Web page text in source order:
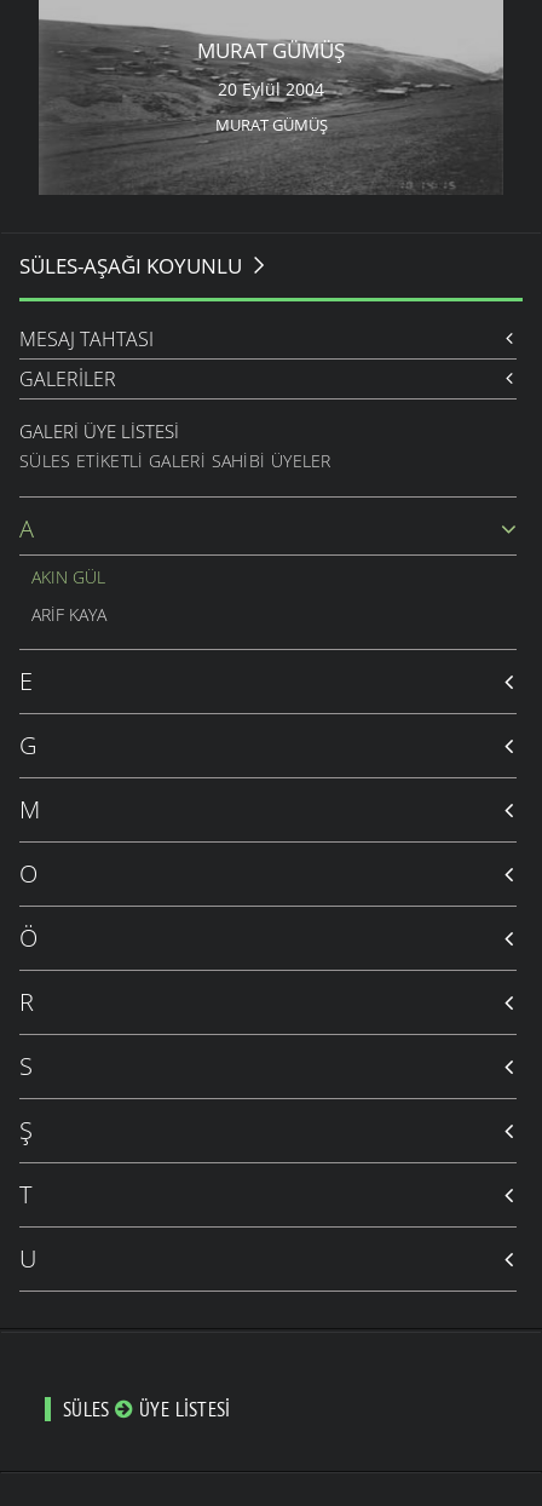
MURAT GÜMÜŞ
20 Eylül 2004
MURAT GÜMÜŞ
SÜLES-AŞAĞI KOYUNLU
MESAJ TAHTASI
GALERILER
GALERI ÜYE LISTESI
SÜLES ETIKETLI GALERI SAHIBI ÜYELER
A
AKIN GÜL
ARIF KAYA
E
G
M
O
Ö
R
S
Ş
T
U
SÜLES ÜYE LISTESI